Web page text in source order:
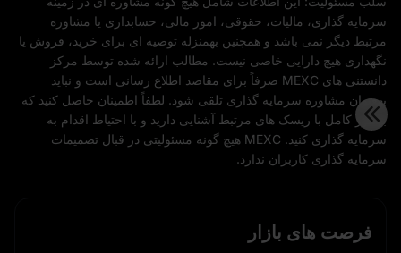
سرمایه گذاری، مالیات، حقوقی، امور مالی، حسابداری یا مشاوره
مرتبط دیگر نمی باشد و همچنین بهمنزله توصیه ای برای خرید، فروش یا
نگهداری هیچ دارایی خاصی نیست. مطالب ارائه شده توسط مرکز
دانستنی های MEXC صرفاً برای مقاصد اطلاع رسانی است و نباید
بهعنوان مشاوره سرمایه گذاری تلقی شود. لطفاً اطمینان حاصل کنید که
بهطور کامل با ریسک های مرتبط آشنایی دارید و با احتیاط اقدام به
سرمایه گذاری کنید. MEXC هیچ گونه مسئولیتی در قبال تصمیمات
سرمایه گذاری کاربران ندارد.
فرصت‌ های بازار